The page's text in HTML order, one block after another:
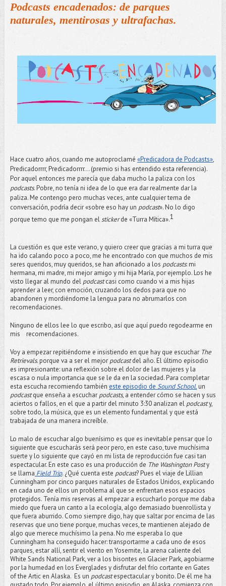
Podcasts encadenados: de parques
naturales, mentirosas y ultrafachas.
Hace cuatro años, cuando me autoproclamé «Predicadora de Podcasts»,
Predicadorrrr, Predicadorrrr... (premio si has entendido esta referencia).
Por aquel entonces me parecía que daba mucho la paliza con los
podcasts. Pobre, no tenía ni idea de lo que era dar realmente dar la
paliza. Me contengo pero muchas veces, ante cualquier tema de
conversación, podría decir «sobre eso hay un podcast». No lo digo
porque temo que me pongan elstickerde «Turra Mítica».1
La cuestión es que este verano, y quiero creer que gracias a mi turra que
ha ido calando poco a poco, me he encontrado con que muchos de mis
seres queridos, muy queridos, se han aficionado a los podcasts: mi
hermana, mi madre, mi mejor amigo y mi hija María, por ejemplo. Los he
visto llegar al mundo del podcastcasi como cuando vi a mis hijas
aprender a leer, con emoción, cruzando los dedos para que no
abandonen y mordiéndome la lengua para no abrumarlos con
recomendaciones.
Ninguno de ellos lee lo que escribo, así que aquí puedo regodearme en
mis recomendaciones.
Voy a empezar repitiéndome e insistiendo en que hay que escuchar The
Retrievals. porque va a ser el mejorpodcastdel año. El último episodio
es impresionante: una reflexión sobre el dolor de las mujeres y la
escasa o nula importancia que se le da en la sociedad. Para completar
esta escucha recomiendo también este episodio de Sound School,un
podcastque enseña a escucharpodcasts, a entender cómo se hacen y sus
aciertos o fallos, en el que a partir del minuto 3:30 analizan el podcasty,
sobre todo, la música, que es un elemento fundamental y que está
trabajada de una manera increíble.
Lo malo de escuchar algo buenísimo es que es inevitable pensar que lo
siguiente que escucharás será peor pero, en este caso, tuve muchísima
suerte y lo siguiente que cayó en mi lista de reproducción fue casi tan
espectacular. En este caso es una producción de The Washington Posty
se llama Field Trip. ¿Qué cuenta este podcast? Pues el viaje de Lillian
Cunningham por cinco parques naturales de Estados Unidos, explicando
en cada uno de ellos un problema al que se enfrentan esos espacios
protegidos. Tenía mis reservas al empezar a escucharlo porque me daba
miedo que fuera un canto a la ecología, algo demasiado buenrollista y
que fuera aburrido. Como siempre digo, hay que saltar por encima de las
reservas que uno tiene porque, muchas veces, te mantienen alejado de
algo que merece muchísimo la pena. No me esperaba lo que
Cunningham ha conseguido hacer: transportarme a cada uno de esos
parques, estar allí, sentir el viento en Yosemite, la arena caliente del
White Sands National Park, ver a los bisontes en Glacier Park, agobiarme
por la humedad en los Everglades y disfrutar del frío cortante en Gates
of the Artic en Alaska. Es un podcastespectacular y bonito. De él me ha